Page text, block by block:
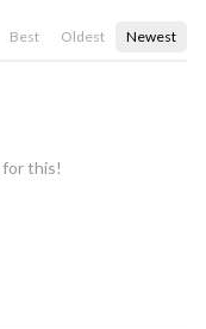
Best Oldest Newest
this!